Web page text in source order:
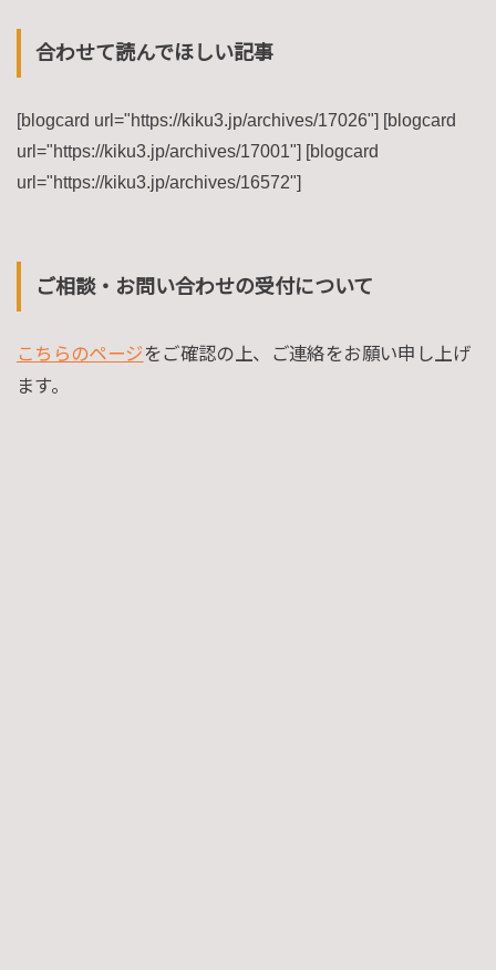
合わせて読んでほしい記事
[blogcard url="https://kiku3.jp/archives/17026"] [blogcard
url="https://kiku3.jp/archives/17001"] [blogcard
url="https://kiku3.jp/archives/16572"]
ご相談・お問い合わせの受付について
こちらのページをご確認の上、ご連絡をお願い申し上げ
ます。